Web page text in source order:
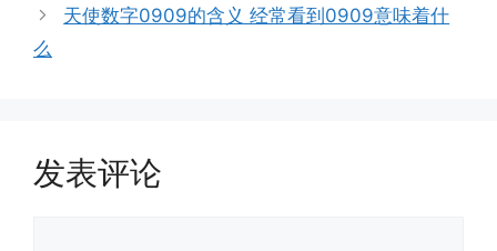
天使数字0909的含义 经常看到0909意味着什
么
发表评论